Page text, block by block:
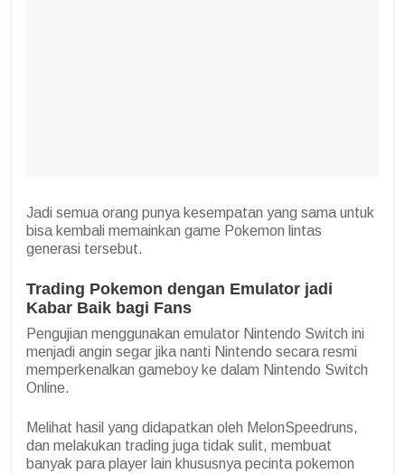
Jadi semua orang punya kesempatan yang sama untuk
bisa kembali memainkan game Pokemon lintas
generasi tersebut.
Trading Pokemon dengan Emulator jadi
Kabar Baik bagi Fans
Pengujian menggunakan emulator Nintendo Switch ini
menjadi angin segar jika nanti Nintendo secara resmi
memperkenalkan gameboy ke dalam Nintendo Switch
Online.
Melihat hasil yang didapatkan oleh MelonSpeedruns,
dan melakukan trading juga tidak sulit, membuat
banyak para player lain khususnya pecinta pokemon